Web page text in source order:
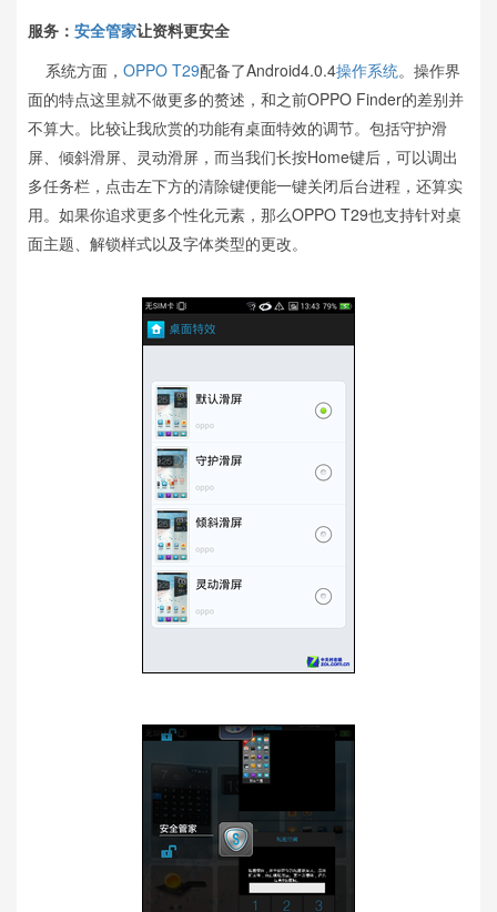
服务： 安全管家让资料更安全
系统方面， OPPO T29配备了Android4.0.4操作系统。操作界
面的特点这里就不做更多的赘述，和之前OPPO Finder的差别并
不算大。比较让我欣赏的功能有桌面特效的调节。包括守护滑
屏、倾斜滑屏、灵动滑屏，而当我们长按Home键后，可以调出
多任务栏，点击左下方的清除键便能一键关闭后台进程，还算实
用。如果你追求更多个性化元素，那么OPPO T29也支持针对桌
面主题、解锁样式以及字体类型的更改。